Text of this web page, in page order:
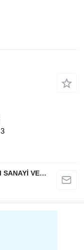
3
MS DORSE TREYLER VE EKİPMANLARI SANAYİ VE TİCARET LTD STİ